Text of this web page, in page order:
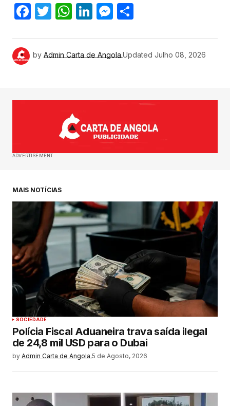
Facebook
Twitter
WhatsApp
LinkedIn
Messenger
by Admin Carta de Angola.Updated Julho 08, 2026
ADVERTISEMENT
MAIS NOTÍCIAS
SOCIEDADE
Polícia Fiscal Aduaneira trava saída ilegal
de 24,8 mil USD para o Dubai
by Admin Carta de Angola.5 de Agosto, 2026